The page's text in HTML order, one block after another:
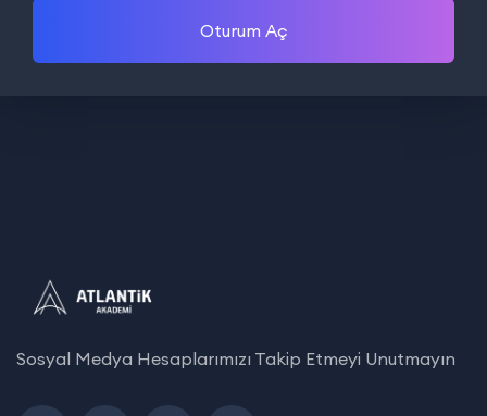
Oturum Aç
Sosyal Medya Hesaplarımızı Takip Etmeyi Unutmayın